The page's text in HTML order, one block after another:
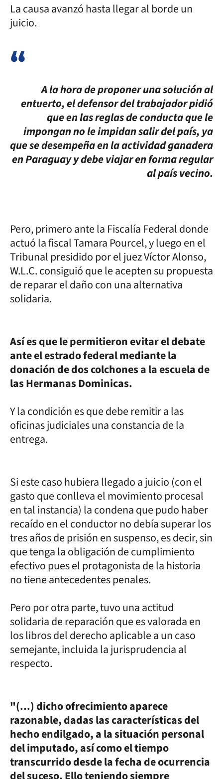
La causa avanzó hasta llegar al borde un
juicio.
A la hora de proponer una solución al
entuerto, el defensor del trabajador pidió
que en las reglas de conducta que le
impongan no le impidan salir del país, ya
que se desempeña en la actividad ganadera
en Paraguay y debe viajar en forma regular
al país vecino.
Pero, primero ante la Fiscalía Federal donde
actuó la fiscal Tamara Pourcel, y luego en el
Tribunal presidido por el juez Víctor Alonso,
W.L.C. consiguió que le acepten su propuesta
de reparar el daño con una alternativa
solidaria.
Así es que le permitieron evitar el debate
ante el estrado federal mediante la
donación de dos colchones a la escuela de
las Hermanas Dominicas.
Y la condición es que debe remitir a las
oficinas judiciales una constancia de la
entrega.
Si este caso hubiera llegado a juicio (con el
gasto que conlleva el movimiento procesal
en tal instancia) la condena que pudo haber
recaído en el conductor no debía superar los
tres años de prisión en suspenso, es decir, sin
que tenga la obligación de cumplimiento
efectivo pues el protagonista de la historia
no tiene antecedentes penales.
Pero por otra parte, tuvo una actitud
solidaria de reparación que es valorada en
los libros del derecho aplicable a un caso
semejante, incluida la jurisprudencia al
respecto.
"(...) dicho ofrecimiento aparece
razonable, dadas las características del
hecho endilgado, a la situación personal
del imputado, así como el tiempo
transcurrido desde la fecha de ocurrencia